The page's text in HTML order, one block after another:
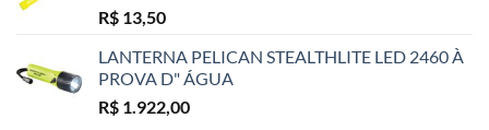
R$ 13,50
LANTERNA PELICAN STEALTHLITE LED 2460 À
PROVA D" ÁGUA
R$ 1.922,00